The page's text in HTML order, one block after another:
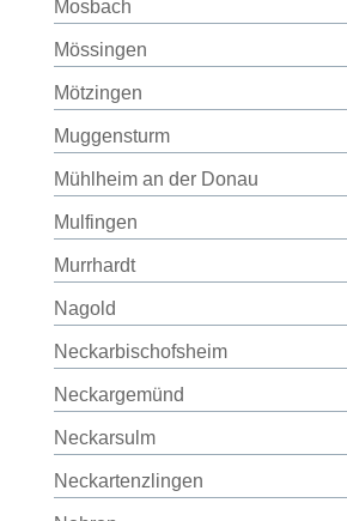
Mosbach
Mössingen
Mötzingen
Muggensturm
Mühlheim an der Donau
Mulfingen
Murrhardt
Nagold
Neckarbischofsheim
Neckargemünd
Neckarsulm
Neckartenzlingen